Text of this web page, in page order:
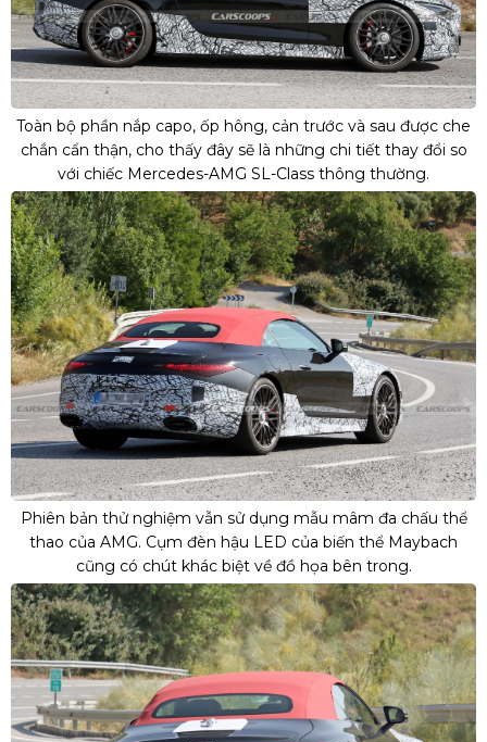
Toàn bộ phần nắp capo, ốp hông, cản trước và sau được che
chắn cẩn thận, cho thấy đây sẽ là những chi tiết thay đổi so
với chiếc Mercedes-AMG SL-Class thông thường.
Phiên bản thử nghiệm vẫn sử dụng mẫu mâm đa chấu thể
thao của AMG. Cụm đèn hậu LED của biến thể Maybach
cũng có chút khác biệt về đồ họa bên trong.